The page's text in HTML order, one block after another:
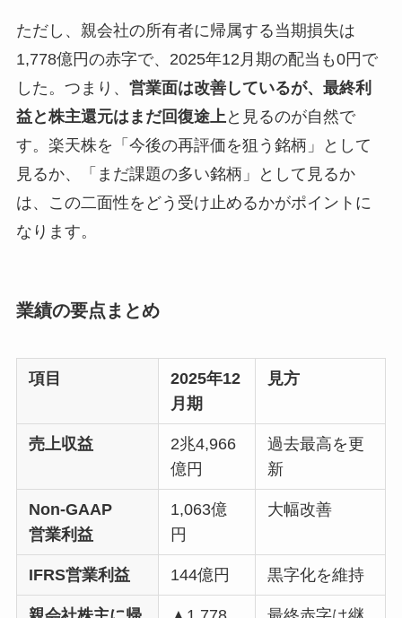
ただし、親会社の所有者に帰属する当期損失は
1,778億円の赤字で、2025年12月期の配当も0円で
した。つまり、 営業面は改善しているが、最終利
益と株主還元はまだ回復途上 と見るのが自然で
す。楽天株を「今後の再評価を狙う銘柄」として
見るか、「まだ課題の多い銘柄」として見るか
は、この二面性をどう受け止めるかがポイントに
なります。
業績の要点まとめ
項目
2025年12
月期
見方
売上収益
2兆4,966
億円
過去最高を更
新
Non-GAAP
営業利益
1,063億
円
大幅改善
IFRS営業利益 144億円 黒字化を維持